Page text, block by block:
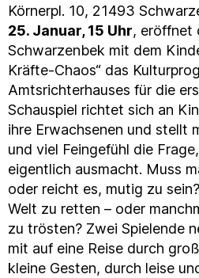
Körnerpl. 10, 21493
25. Januar, 15 Uhr, eröffnet
Schwarzenbek mit dem
Kräfte-Chaos“ das
Amtsrichterhauses für die
Schauspiel richtet sich an
ihre Erwachsenen und stellt
und viel Feingefühl die
eigentlich ausmacht. Muss
oder reicht es, mutig zu
Welt zu retten – oder
zu trösten? Zwei Spielende
mit auf eine Reise durch
kleine Gesten, durch leise